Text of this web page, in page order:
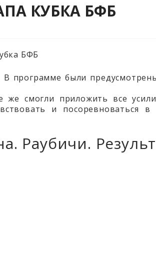
КУБКА БФБ
программе были
же смогли приложить все
и посоревноваться в
Раубичи.